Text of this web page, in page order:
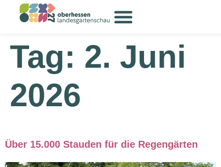
springen
Tag: 2. Juni
2026
Über 15.000 Stauden für die Regengärten